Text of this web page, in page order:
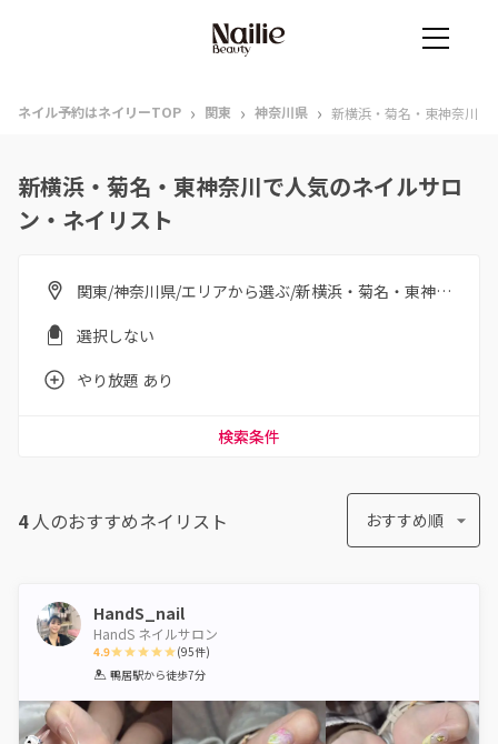
ネイル予約はネイリーTOP › 関東 › 神奈川県 › 新横浜・菊名・東神奈川
新横浜・菊名・東神奈川で人気のネイルサロ
ン・ネイリスト
関東/神奈川県/エリアから選ぶ/新横浜・菊名・東神奈川
選択しない
やり放題 あり
検索条件
4人のおすすめネイリスト おすすめ順
HandS_nail
HandS ネイルサロン
4.9
1 2 3 4 5
(95件)
鴨居駅から徒歩7分